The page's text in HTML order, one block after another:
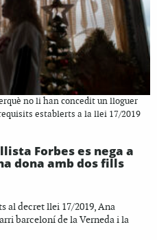
no li han concedit un lloguer
establerts a la llei 17/2019
Forbes es nega a
dona amb dos fills
al decret llei 17/2019, Ana
barceloní de la Verneda i la